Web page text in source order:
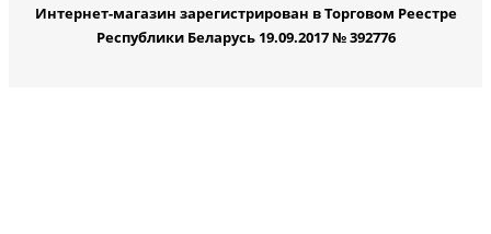
Интернет-магазин зарегистрирован в Торговом Реестре
Республики Беларусь 19.09.2017 № 392776